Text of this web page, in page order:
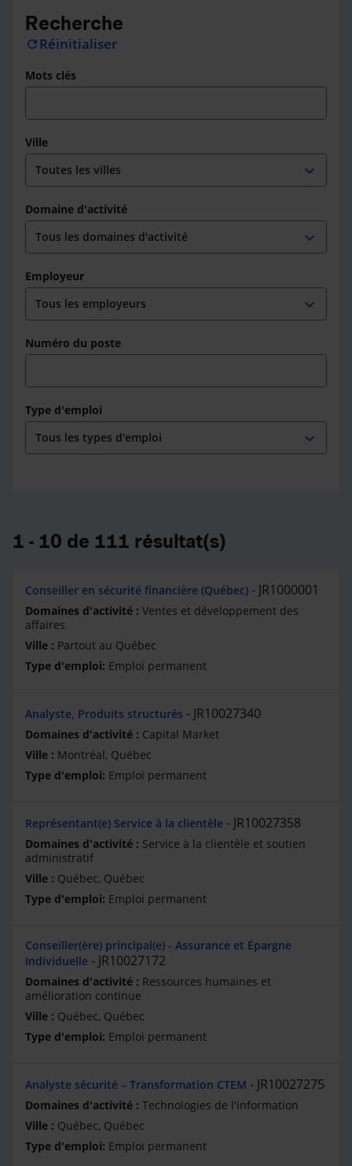
Recherche
refresh Réinitialiser
Mots clés
Ville
expand_more
Domaine d'activité
expand_more
Employeur
expand_more
Numéro du poste
Type d'emploi
expand_more
1 - 10 de 111 résultat(s)
Conseiller en sécurité financière (Québec) JR1000001
Ventes et développement des
affaires
Partout au Québec
Emploi permanent
Analyste, Produits structurés JR10027340
Capital Market
Montréal, Québec
Emploi permanent
Représentant(e) Service à la clientèle JR10027358
Service à la clientèle et soutien
administratif
Québec, Québec
Emploi permanent
Conseiller(ère) principal(e) - Assurance et Épargne
Individuelle
JR10027172
Ressources humaines et
amélioration continue
Québec, Québec
Emploi permanent
Analyste sécurité – Transformation CTEM JR10027275
Technologies de l'information
Québec, Québec
Emploi permanent